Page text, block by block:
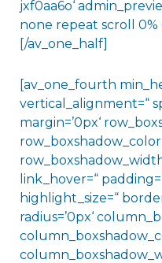
jxf0aa6o‘
none repeat scroll 0%
[/av_one_half]
[av_one_fourth
vertical_alignment=“
margin=’0px‘
link_hover=“
highlight_size=“
radius=’0px‘